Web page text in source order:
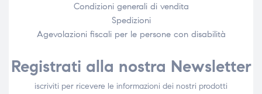
Condizioni generali di vendita
Spedizioni
Agevolazioni fiscali per le persone con disabilità​
Registrati alla nostra Newsletter
iscriviti per ricevere le informazioni dei nostri prodotti